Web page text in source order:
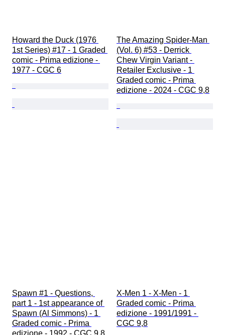
Howard the Duck (1976
1st Series) #17 - 1 Graded
comic - Prima edizione -
1977 - CGC 6
The Amazing Spider-Man
(Vol. 6) #53 - Derrick
Chew Virgin Variant -
Retailer Exclusive - 1
Graded comic - Prima
edizione - 2024 - CGC 9,8
Spawn #1 - Questions,
part 1 - 1st appearance of
Spawn (Al Simmons) - 1
Graded comic - Prima
edizione - 1992 - CGC 9,8
X-Men 1 - X-Men - 1
Graded comic - Prima
edizione - 1991/1991 -
CGC 9,8